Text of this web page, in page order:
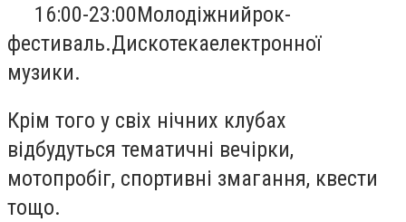
16:00-23:00Молодіжнийрок-
фестиваль.Дискотекаелектронної
музики.
Крім того у свіх нічних клубах
відбудуться тематичні вечірки,
мотопробіг, спортивні змагання, квести
тощо.